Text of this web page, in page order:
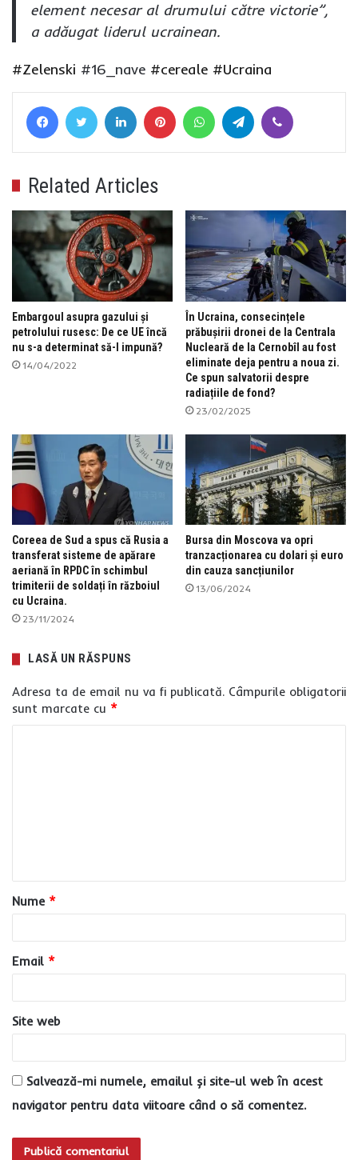
element necesar al drumului către victorie”,
a adăugat liderul ucrainean.
#Zelenski #16_nave #cereale #Ucraina
FacebookTwitter LinkedIn Pinterest WhatsAppTelegram
Related Articles
Embargoul asupra gazului și
petrolului rusesc: De ce UE încă
nu s-a determinat să-l impună?
14/04/2022
În Ucraina, consecințele
prăbușirii dronei de la Centrala
Nucleară de la Cernobîl au fost
eliminate deja pentru a noua zi.
Ce spun salvatorii despre
radiațiile de fond?
23/02/2025
Coreea de Sud a spus că Rusia a
transferat sisteme de apărare
aeriană în RPDC în schimbul
trimiterii de soldați în războiul
cu Ucraina.
23/11/2024
Bursa din Moscova va opri
tranzacționarea cu dolari și euro
din cauza sancțiunilor
13/06/2024
LASĂ UN RĂSPUNS
Adresa ta de email nu va fi publicată. Câmpurile obligatorii
sunt marcate cu *
a
r
u
*
Nume *
Email *
Site web
Salvează-mi numele, emailul și site-ul web în acest
navigator pentru data viitoare când o să comentez.